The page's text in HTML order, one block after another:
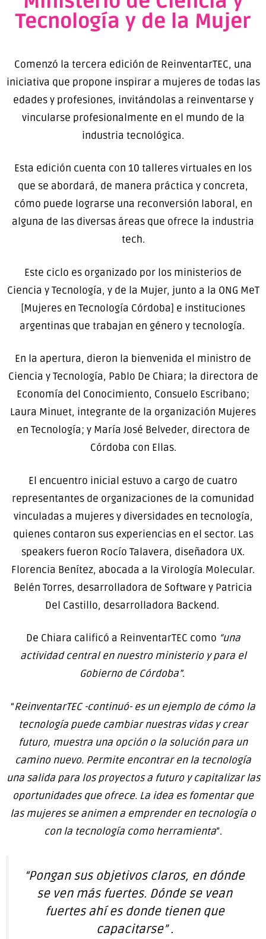
Tecnología y de la Mujer
Comenzó la tercera edición de ReinventarTEC, una
iniciativa que propone inspirar a mujeres de todas las
edades y profesiones, invitándolas a reinventarse y
vincularse profesionalmente en el mundo de la
industria tecnológica.
Esta edición cuenta con 10 talleres virtuales en los
que se abordará, de manera práctica y concreta,
cómo puede lograrse una reconversión laboral, en
alguna de las diversas áreas que ofrece la industria
tech.
Este ciclo es organizado por los ministerios de
Ciencia y Tecnología, y de la Mujer, junto a la ONG MeT
[Mujeres en Tecnología Córdoba] e instituciones
argentinas que trabajan en género y tecnología.
En la apertura, dieron la bienvenida el ministro de
Ciencia y Tecnología, Pablo De Chiara; la directora de
Economía del Conocimiento, Consuelo Escribano;
Laura Minuet, integrante de la organización Mujeres
en Tecnología; y María José Belveder, directora de
Córdoba con Ellas.
El encuentro inicial estuvo a cargo de cuatro
representantes de organizaciones de la comunidad
vinculadas a mujeres y diversidades en tecnología,
quienes contaron sus experiencias en el sector. Las
speakers fueron Rocío Talavera, diseñadora UX.
Florencia Benítez, abocada a la Virología Molecular.
Belén Torres, desarrolladora de Software y Patricia
Del Castillo, desarrolladora Backend.
De Chiara calificó a ReinventarTEC como “una
actividad central en nuestro ministerio y para el
Gobierno de Córdoba”.
“ReinventarTEC -continuó- es un ejemplo de cómo la
tecnología puede cambiar nuestras vidas y crear
futuro, muestra una opción o la solución para un
camino nuevo. Permite encontrar en la tecnología
una salida para los proyectos a futuro y capitalizar las
oportunidades que ofrece. La idea es fomentar que
las mujeres se animen a emprender en tecnología o
con la tecnología como herramienta”.
“Pongan sus objetivos claros, en dónde
se ven más fuertes. Dónde se vean
fuertes ahí es donde tienen que
capacitarse”.